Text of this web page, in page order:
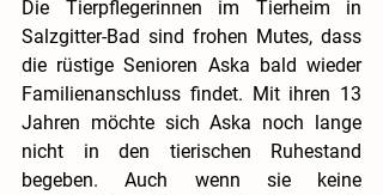
Die Tierpflegerinnen im Tierheim in
Salzgitter-Bad sind frohen Mutes, dass
die rüstige Senioren Aska bald wieder
Familienanschluss findet. Mit ihren 13
Jahren möchte sich Aska noch lange
nicht in den tierischen Ruhestand
begeben. Auch wenn sie keine